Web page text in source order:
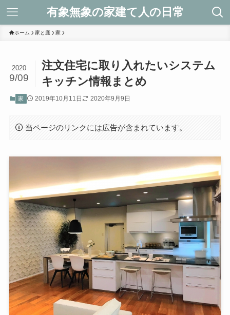
有象無象の家建て人の日常
ホーム 家と庭 家
注文住宅に取り入れたいシステム
キッチン情報まとめ
2020
9/09
家 2019年10月11日 2020年9月9日
当ページのリンクには広告が含まれています。